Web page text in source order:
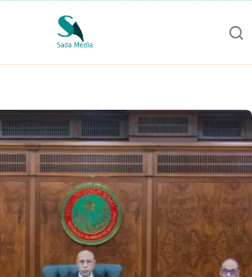
إلى
المحتوى